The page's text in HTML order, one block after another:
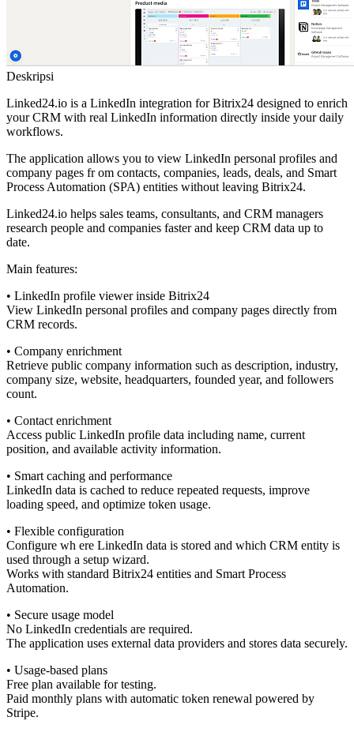
Deskripsi
Linked24.io is a LinkedIn integration for Bitrix24 designed to enrich
your CRM with real LinkedIn information directly inside your daily
workflows.
The application allows you to view LinkedIn personal profiles and
company pages fr om contacts, companies, leads, deals, and Smart
Process Automation (SPA) entities without leaving Bitrix24.
Linked24.io helps sales teams, consultants, and CRM managers
research people and companies faster and keep CRM data up to
date.
Main features:
• LinkedIn profile viewer inside Bitrix24
View LinkedIn personal profiles and company pages directly from
CRM records.
• Company enrichment
Retrieve public company information such as description, industry,
company size, website, headquarters, founded year, and followers
count.
• Contact enrichment
Access public LinkedIn profile data including name, current
position, and available activity information.
• Smart caching and performance
LinkedIn data is cached to reduce repeated requests, improve
loading speed, and optimize token usage.
• Flexible configuration
Configure wh ere LinkedIn data is stored and which CRM entity is
used through a setup wizard.
Works with standard Bitrix24 entities and Smart Process
Automation.
• Secure usage model
No LinkedIn credentials are required.
The application uses external data providers and stores data securely.
• Usage-based plans
Free plan available for testing.
Paid monthly plans with automatic token renewal powered by
Stripe.